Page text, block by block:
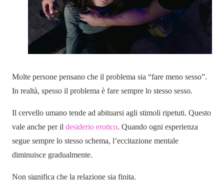
Molte persone pensano che il problema sia “fare meno sesso”.
In realtà, spesso il problema è fare sempre lo stesso sesso.
Il cervello umano tende ad abituarsi agli stimoli ripetuti. Questo
vale anche per il desiderio erotico. Quando ogni esperienza
segue sempre lo stesso schema, l’eccitazione mentale
diminuisce gradualmente.
Non significa che la relazione sia finita.